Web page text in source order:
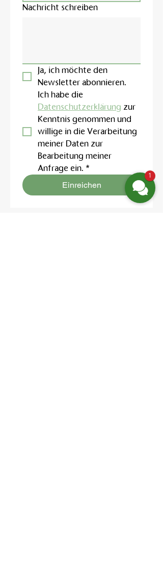
Nachricht schreiben
Ja, ich möchte den
Newsletter abonnieren.
Datenschutzerklärung zur
Kenntnis genommen und
willige in die Verarbeitung
meiner Daten zur
Bearbeitung meiner
Anfrage ein. *
Einreichen
1